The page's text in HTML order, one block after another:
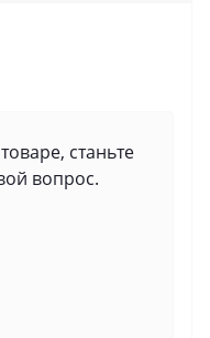
станьте
вопрос.